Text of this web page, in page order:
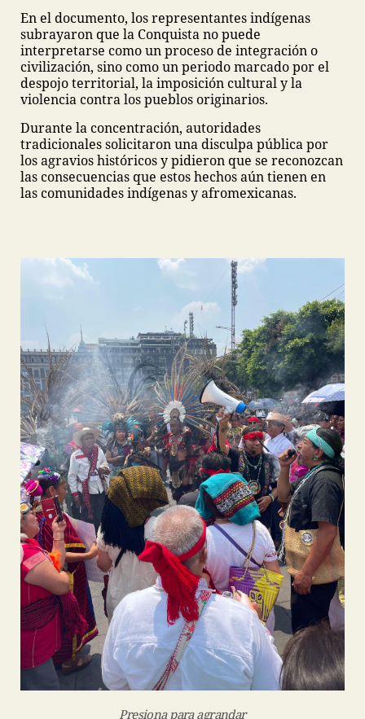
En el documento, los representantes indígenas
subrayaron que la Conquista no puede
interpretarse como un proceso de integración o
civilización, sino como un periodo marcado por el
despojo territorial, la imposición cultural y la
violencia contra los pueblos originarios.
Durante la concentración, autoridades
tradicionales solicitaron una disculpa pública por
los agravios históricos y pidieron que se reconozcan
las consecuencias que estos hechos aún tienen en
las comunidades indígenas y afromexicanas.
Presiona para agrandar